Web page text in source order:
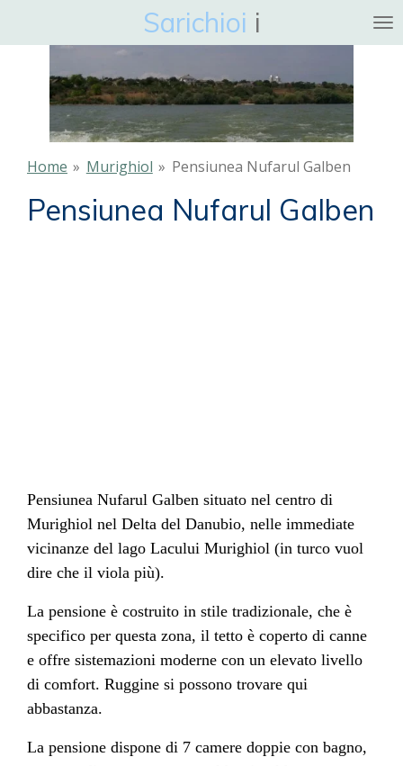
hoofdinhoud
Sarichioi i
Home » Murighiol » Pensiunea Nufarul Galben
Pensiunea Nufarul Galben
Pensiunea Nufarul Galben situato nel centro di
Murighiol nel Delta del Danubio, nelle immediate
vicinanze del lago Lacului Murighiol (in turco vuol
dire che il viola più).
La pensione è costruito in stile tradizionale, che è
specifico per questa zona, il tetto è coperto di canne
e offre sistemazioni moderne con un elevato livello
di comfort. Ruggine si possono trovare qui
abbastanza.
La pensione dispone di 7 camere doppie con bagno,